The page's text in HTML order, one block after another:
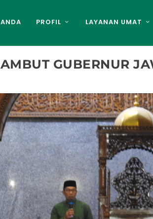
PROFIL LAYANAN UMAT
GUBERNUR